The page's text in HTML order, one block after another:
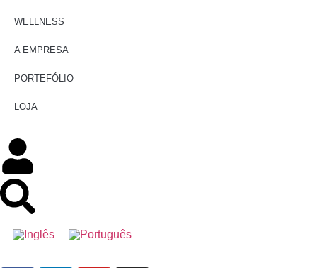
WELLNESS
A EMPRESA
PORTEFÓLIO
LOJA